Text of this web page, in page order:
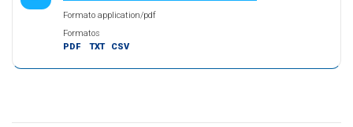
Formato application/pdf
Formatos
PDF
TXT CSV